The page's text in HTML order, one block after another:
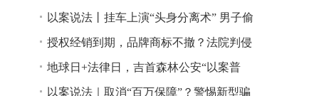
以案说法丨挂车上演“头身分离术” 男子偷
逃高速通行费获刑
授权经销到期，品牌商标不撤？法院判侵
权！
地球日+法律日，吉首森林公安“以案普
法”
以案说法｜取消“百万保障”？警惕新型骗